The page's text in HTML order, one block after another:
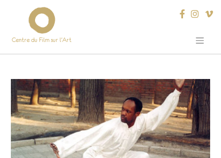
Centre du Film sur l’Art